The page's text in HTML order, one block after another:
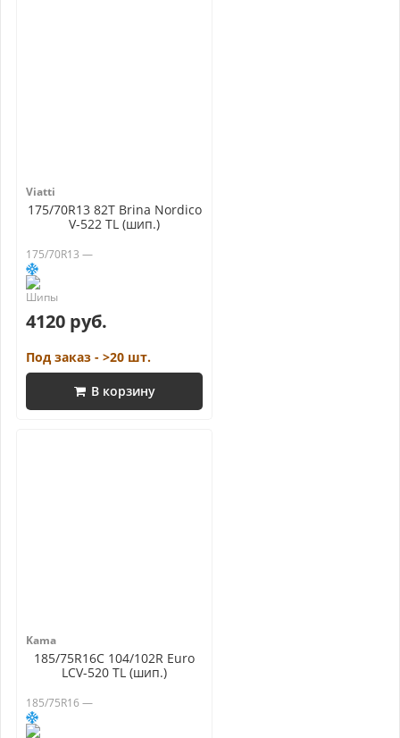
Viatti
175/70R13 82T Brina Nordico
V-522 TL (шип.)
175/70R13 —
4120 руб.
Под заказ - >20 шт.
В корзину
Kama
185/75R16C 104/102R Euro
LCV-520 TL (шип.)
185/75R16 —